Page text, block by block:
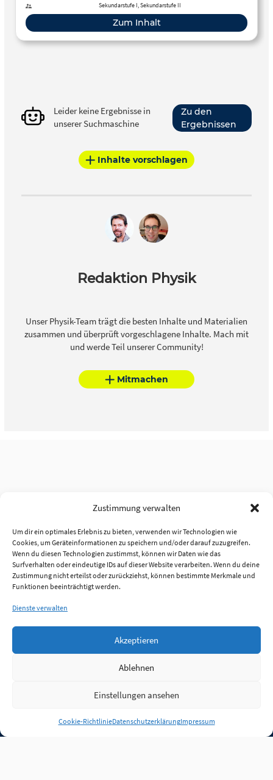
Zustimmung verwalten
Um dir ein optimales Erlebnis zu bieten, verwenden wir Technologien wie
Cookies, um Geräteinformationen zu speichern und/oder darauf zuzugreifen.
Wenn du diesen Technologien zustimmst, können wir Daten wie das
Surfverhalten oder eindeutige IDs auf dieser Website verarbeiten. Wenn du deine
Zustimmung nicht erteilst oder zurückziehst, können bestimmte Merkmale und
Funktionen beeinträchtigt werden.
Dienste verwalten
Akzeptieren
Ablehnen
Einstellungen ansehen
Cookie-RichtlinieDatenschutzerklärungImpressum
Sekundarstufe I, Sekundarstufe II
Zum Inhalt
Leider keine Ergebnisse in
unserer Suchmaschine
Zu den
Ergebnissen
Inhalte vorschlagen
Redaktion Physik
Unser Physik-Team trägt die besten Inhalte und Materialien
zusammen und überprüft vorgeschlagene Inhalte. Mach mit
und werde Teil unserer Community!
Mitmachen
Anmelden
Jobs Partner FAQ Quellen